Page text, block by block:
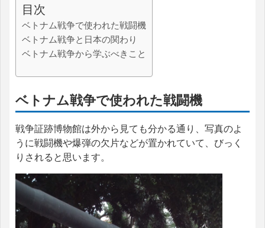
目次
ベトナム戦争で使われた戦闘機
ベトナム戦争と日本の関わり
ベトナム戦争から学ぶべきこと
ベトナム戦争で使われた戦闘機
戦争証跡博物館は外から見ても分かる通り、写真のよ
うに戦闘機や爆弾の欠片などが置かれていて、びっく
りされると思います。